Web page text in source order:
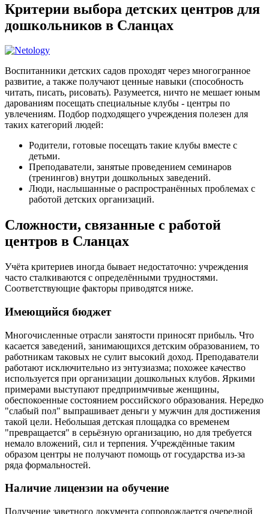
Критерии выбора детских центров для
дошкольников в Сланцах
Воспитанники детских садов проходят через многогранное
развитие, а также получают ценные навыки (способность
читать, писать, рисовать). Разумеется, ничто не мешает юным
дарованиям посещать специальные клубы - центры по
увлечениям. Подбор подходящего учреждения полезен для
таких категорий людей:
Родители, готовые посещать такие клубы вместе с
детьми.
Преподаватели, занятые проведением семинаров
(тренингов) внутри дошкольных заведений.
Люди, наслышанные о распространённых проблемах с
работой детских организаций.
Сложности, связанные с работой
центров в Сланцах
Учёта критериев иногда бывает недостаточно: учреждения
часто сталкиваются с определёнными трудностями.
Соответствующие факторы приводятся ниже.
Имеющийся бюджет
Многочисленные отрасли занятости приносят прибыль. Что
касается заведений, занимающихся детским образованием, то
работникам таковых не сулит высокий доход. Преподаватели
работают исключительно из энтузиазма; похожее качество
используется при организации дошкольных клубов. Яркими
примерами выступают предприимчивые женщины,
обеспокоенные состоянием российского образования. Нередко
"слабый пол" выпрашивает деньги у мужчин для достижения
такой цели. Небольшая детская площадка со временем
"превращается" в серьёзную организацию, но для требуется
немало вложений, сил и терпения. Учреждённые таким
образом центры не получают помощь от государства из-за
ряда формальностей.
Наличие лицензии на обучение
Получение заветного документа сопровождается очередной